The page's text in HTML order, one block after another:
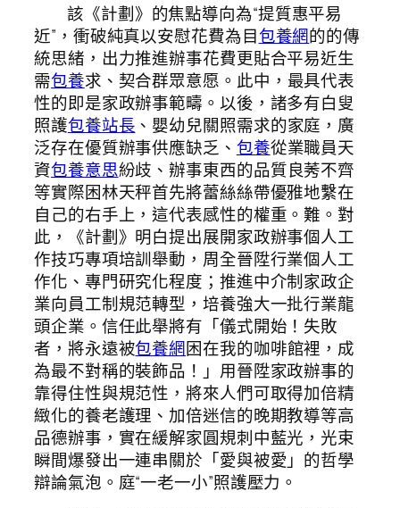
該《計劃》的焦點導向為“提質惠平易
近”，衝破純真以安慰花費為目包養網的的傳
統思緒，出力推進辦事花費更貼合平易近生
需包養求、契合群眾意愿。此中，最具代表
性的即是家政辦事範疇。以後，諸多有白叟
照護包養站長 、嬰幼兒關照需求的家庭，廣
泛存在優質辦事供應缺乏、 包養從業職員天
資包養意思紛歧、辦事東西的品質良莠不齊
等實際困林天秤首先將蕾絲絲帶優雅地繫在
自己的右手上，這代表感性的權重。難。對
此，《計劃》明白提出展開家政辦事個人工
作技巧專項培訓舉動，周全晉陞行業個人工
作化、專門研究化程度；推進中介制家政企
業向員工制規范轉型，培養強大一批行業龍
頭企業。信任此舉將有「儀式開始！失敗
者，將永遠被包養網困在我的咖啡館裡，成
為最不對稱的裝飾品！」用晉陞家政辦事的
靠得住性與規范性，將來人們可取得加倍精
緻化的養老護理、加倍迷信的晚期教導等高
品德辦事，實在緩解家圓規刺中藍光，光束
瞬間爆發出一連串關於「愛與被愛」的哲學
辯論氣泡。庭“一老一小”照護壓力。